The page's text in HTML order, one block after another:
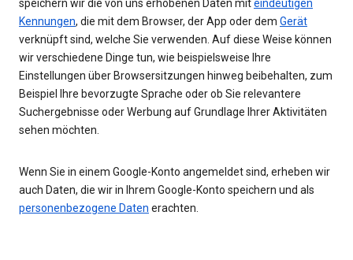
speichern wir die von uns erhobenen Daten miteindeutigen
Kennungen, die mit dem Browser, der App oder dem Gerät
verknüpft sind, welche Sie verwenden. Auf diese Weise können
wir verschiedene Dinge tun, wie beispielsweise Ihre
Einstellungen über Browsersitzungen hinweg beibehalten, zum
Beispiel Ihre bevorzugte Sprache oder ob Sie relevantere
Suchergebnisse oder Werbung auf Grundlage Ihrer Aktivitäten
sehen möchten.
Wenn Sie in einem Google-Konto angemeldet sind, erheben wir
auch Daten, die wir in Ihrem Google-Konto speichern und als
personenbezogene Daten erachten.